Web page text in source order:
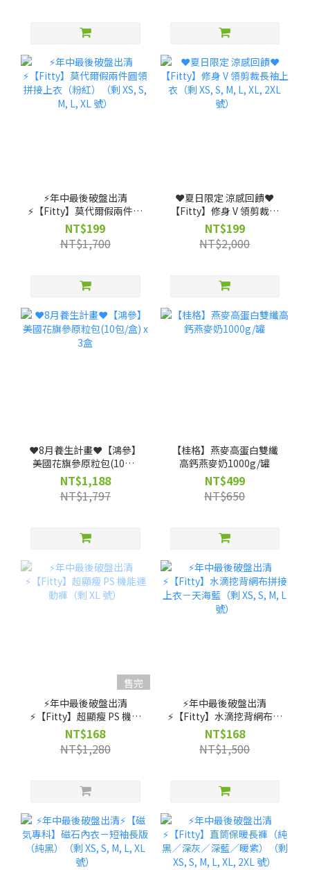
⚡️年中最後破盤出清
⚡️【Fitty】莫代爾假兩件圓
領拼接上衣（粉紅）（剩
XS, S, M, L, XL 號）
NT$199
NT$1,700
❤️夏日限定 涼感回饋❤️
【Fitty】修身 V 領剪裁長
袖上衣（剩 XS, S, M, L, XL,
2XL 號）
NT$199
NT$2,000
❤️8月養生計畫❤️【鴻參】
美國花旗參原粒包(10包/
盒) x 3盒
NT$1,188
NT$1,797
【桂格】燕麥高蛋白雙纖
高鈣燕麥奶1000g/罐
NT$499
NT$650
售完
⚡️年中最後破盤出清
⚡️【Fitty】超顯瘦 PS 機能
運動褲（剩 XL 號）
NT$168
NT$1,280
⚡️年中最後破盤出清
⚡️【Fitty】水滴挖背網布拼
接上衣－天海藍（剩 XS, S,
M, L 號）
NT$168
NT$1,500